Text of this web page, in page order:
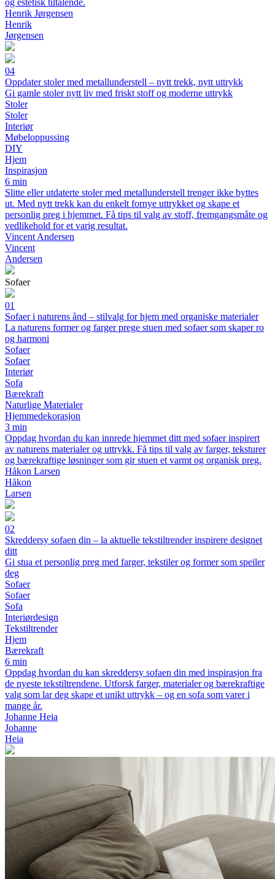
og estetisk tiltalende.
Henrik Jørgensen
Henrik
Jørgensen
04
Oppdater stoler med metallunderstell – nytt trekk, nytt uttrykk
Gi gamle stoler nytt liv med friskt stoff og moderne uttrykk
Stoler
Stoler
Interiør
Møbeloppussing
DIY
Hjem
Inspirasjon
6 min
Slitte eller utdaterte stoler med metallunderstell trenger ikke byttes
ut. Med nytt trekk kan du enkelt fornye uttrykket og skape et
personlig preg i hjemmet. Få tips til valg av stoff, fremgangsmåte og
vedlikehold for et varig resultat.
Vincent Andersen
Vincent
Andersen
Sofaer
01
Sofaer i naturens ånd – stilvalg for hjem med organiske materialer
La naturens former og farger prege stuen med sofaer som skaper ro
og harmoni
Sofaer
Sofaer
Interiør
Sofa
Bærekraft
Naturlige Materialer
Hjemmedekorasjon
3 min
Oppdag hvordan du kan innrede hjemmet ditt med sofaer inspirert
av naturens materialer og uttrykk. Få tips til valg av farger, teksturer
og bærekraftige løsninger som gir stuen et varmt og organisk preg.
Håkon Larsen
Håkon
Larsen
02
Skreddersy sofaen din – la aktuelle tekstiltrender inspirere designet
ditt
Gi stua et personlig preg med farger, tekstiler og former som speiler
deg
Sofaer
Sofaer
Sofa
Interiørdesign
Tekstiltrender
Hjem
Bærekraft
6 min
Oppdag hvordan du kan skreddersy sofaen din med inspirasjon fra
de nyeste tekstiltrendene. Utforsk farger, materialer og bærekraftige
valg som lar deg skape et unikt uttrykk – og en sofa som varer i
mange år.
Johanne Heia
Johanne
Heia